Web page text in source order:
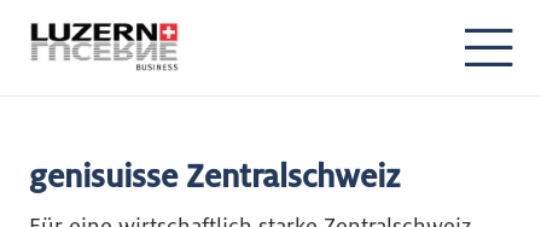
genisuisse Zentralschweiz